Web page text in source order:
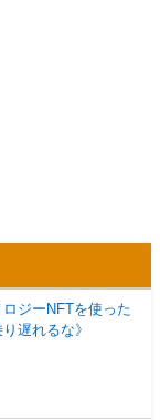
ジーNFTを使った
遅れるな》